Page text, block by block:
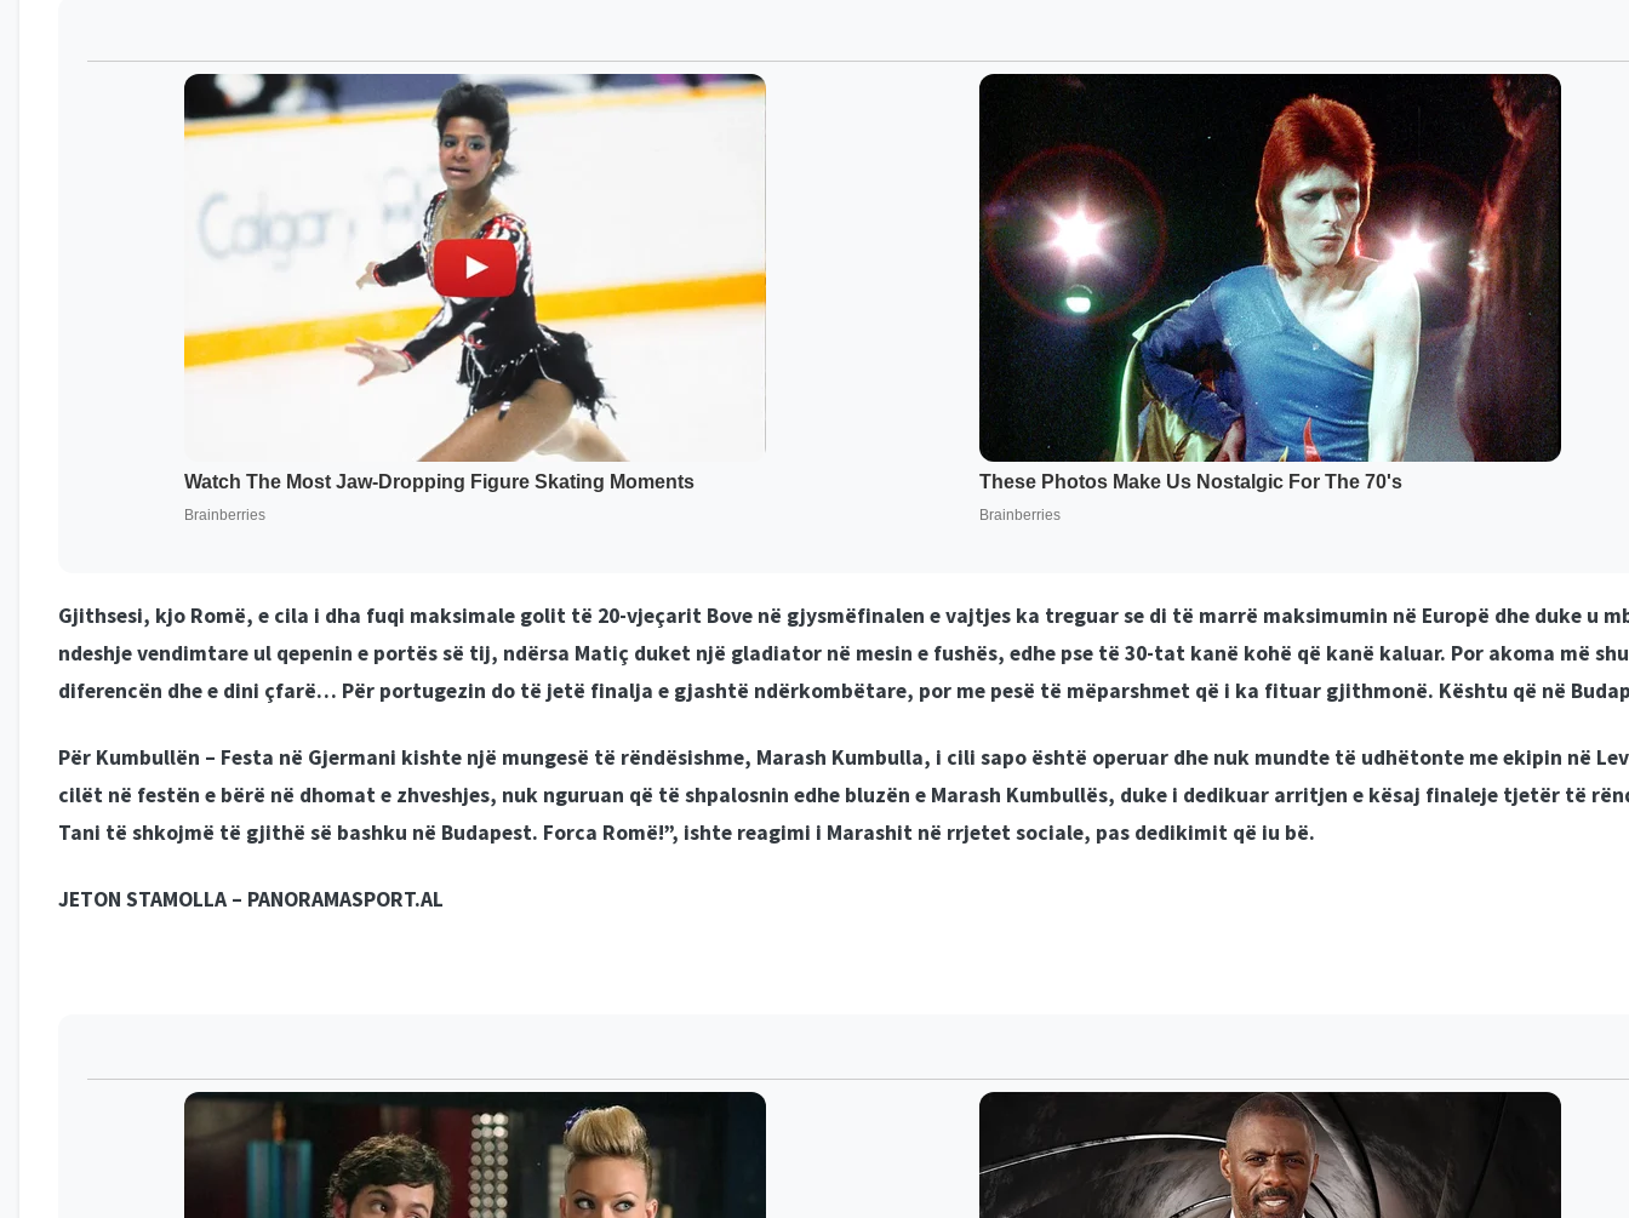
Gjithsesi, kjo Romë, e cila i dha fuqi maksimale golit të 20-vjeçarit Bove në gjysmëfinalen e vajtjes ka treguar se di të marrë maksimumin në Europë dhe duke
ndeshje vendimtare ul qepenin e portës së tij, ndërsa Matiç duket një gladiator në mesin e fushës, edhe pse të 30-tat kanë kohë që kanë kaluar. Por akoma më
diferencën dhe e dini çfarë… Për portugezin do të jetë finalja e gjashtë ndërkombëtare, por me pesë të mëparshmet që i ka fituar gjithmonë. Kështu që në
Për Kumbullën – Festa në Gjermani kishte një mungesë të rëndësishme, Marash Kumbulla, i cili sapo është operuar dhe nuk mundte të udhëtonte me ekipin në
cilët në festën e bërë në dhomat e zhveshjes, nuk nguruan që të shpalosnin edhe bluzën e Marash Kumbullës, duke i dedikuar arritjen e kësaj finaleje tjetër të
Tani të shkojmë të gjithë së bashku në Budapest. Forca Romë!”, ishte reagimi i Marashit në rrjetet sociale, pas dedikimit që iu bë.
JETON STAMOLLA – PANORAMASPORT.AL